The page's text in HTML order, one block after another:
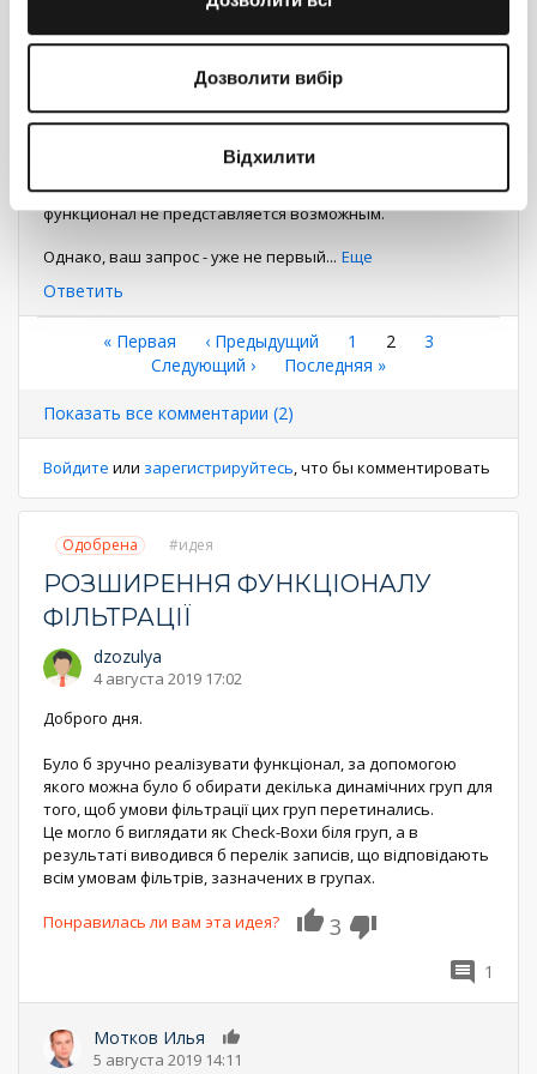
Дозволити вибір
Відхилити
Александр Зубков
23 августа 2019 12:01
0
Добрый день!
На данном этапе реализовать запрашиваемый вами
функционал не представляется возможным.
Однако, ваш запрос - уже не первый... Еще
Ответить
Нумерация
страниц
Первая
страница
« Первая ←
‹ Предыдущий Страница
1
Текущая
2 Страница
3
Следующая
Следующий ›
Последняя
Последняя »
Показать все комментарии (2)
Войдите или зарегистрируйтесь, что бы комментировать
Одобрена идея
РОЗШИРЕННЯ ФУНКЦІОНАЛУ
ФІЛЬТРАЦІЇ
dzozulya
4 августа 2019 17:02
Доброго дня.
Було б зручно реалізувати функціонал, за допомогою
якого можна було б обирати декілька динамічних груп для
того, щоб умови фільтрації цих груп перетинались.
Це могло б виглядати як Check-Boxи біля груп, а в
результаті виводився б перелік записів, що відповідають
всім умовам фільтрів, зазначених в групах.
Понравилась ли вам эта идея? 3
1
Мотков Илья
5 августа 2019 14:11